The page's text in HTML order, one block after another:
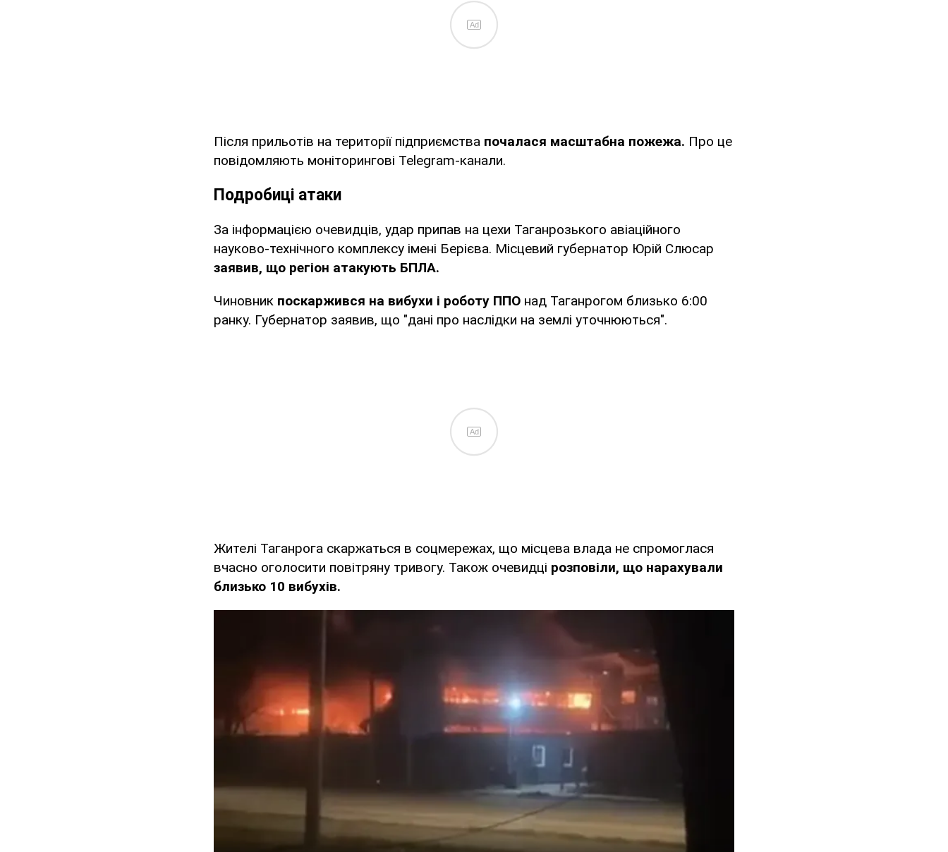
Ad
Після прильотів на території підприємства почалася масштабна пожежа. Про це
повідомляють моніторингові Telegram-канали.
Подробиці атаки
За інформацією очевидців, удар припав на цехи Таганрозького авіаційного
науково-технічного комплексу імені Берієва. Місцевий губернатор Юрій Слюсар
заявив, що регіон атакують БПЛА.
Чиновник поскаржився на вибухи і роботу ППО над Таганрогом близько 6:00
ранку. Губернатор заявив, що "дані про наслідки на землі уточнюються".
Ad
Жителі Таганрога скаржаться в соцмережах, що місцева влада не спромоглася
вчасно оголосити повітряну тривогу. Також очевидці розповіли, що нарахували
близько 10 вибухів.